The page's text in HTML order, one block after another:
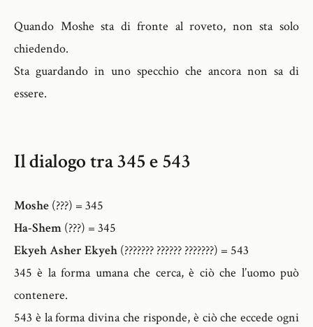
Quando Moshe sta di fronte al roveto, non sta solo
chiedendo.
Sta guardando in uno specchio che ancora non sa di
essere.
Il dialogo tra 345 e 543
Moshe (???) = 345
Ha-Shem (???) = 345
Ekyeh Asher Ekyeh (??????? ?????? ???????) = 543
345 è la forma umana che cerca, è ciò che l’uomo può
contenere.
543 è la forma divina che risponde, è ciò che eccede ogni